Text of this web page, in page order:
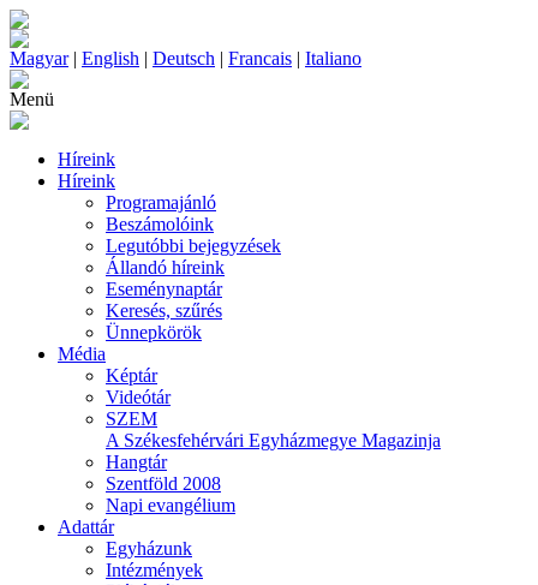
Magyar| English | Deutsch | Francais | Italiano
Menü
Híreink
Híreink
Programajánló
Beszámolóink
Legutóbbi bejegyzések
Állandó híreink
Eseménynaptár
Keresés, szűrés
Ünnepkörök
Média
Képtár
Videótár
SZEM
A Székesfehérvári Egyházmegye Magazinja
Hangtár
Szentföld 2008
Napi evangélium
Adattár
Egyházunk
Intézmények